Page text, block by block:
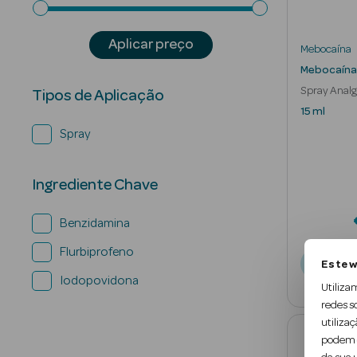
Este
redes
podem
Aplicar preço
Tipos de Aplicação
Spray
Ingrediente Chave
Benzidamina
Flurbiprofeno
Iodopovidona
Mebocaína
Spray
Garganta
15 ml